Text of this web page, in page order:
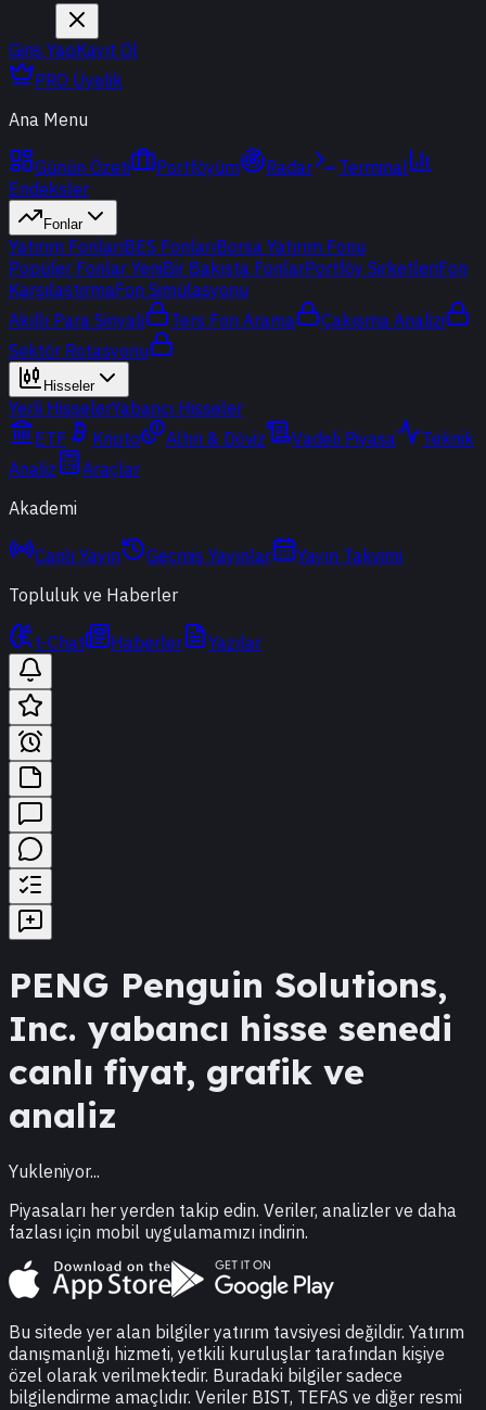
Giriş YapKayıt Ol
PRO Üyelik
Ana Menu
Günün Özeti Portföyüm Radar
Terminal
Endeksler
Fonlar
Yatırım FonlarıBES FonlarıBorsa Yatırım Fonu
Popüler Fonlar YeniBir Bakışta FonlarPortföy ŞirketleriFon
KarşılaştırmaFon Simülasyonu
Akıllı Para Sinyali
Ters Fon Arama
Çakışma Analizi
Sektör Rotasyonu
Hisseler
Yerli HisselerYabancı Hisseler
ETF
Kripto Altın & Döviz Vadeli Piyasa
Teknik
Analiz
Araçlar
Akademi
Canlı Yayın Geçmiş Yayınlar
Yayın Takvimi
Topluluk ve Haberler
t-Chat Haberler Yazılar
PENG Penguin Solutions,
Inc. yabancı hisse senedi
canlı fiyat, grafik ve
analiz
Yukleniyor...
Piyasaları her yerden takip edin. Veriler, analizler ve daha
fazlası için mobil uygulamamızı indirin.
Bu sitede yer alan bilgiler yatırım tavsiyesi değildir. Yatırım
danışmanlığı hizmeti, yetkili kuruluşlar tarafından kişiye
özel olarak verilmektedir. Buradaki bilgiler sadece
bilgilendirme amaçlıdır. Veriler BIST, TEFAS ve diğer resmi